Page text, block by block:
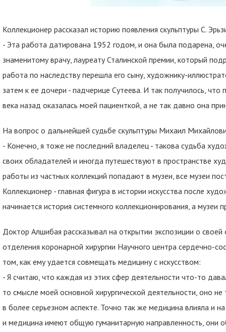
Коллекционер рассказал историю появления скульптуры С.
- Эта работа датирована 1952 годом, и она была подарена,
знаменитому врачу, лауреату Сталинской премии, который
работа по наследству перешла его сыну, художнику-
затем к ее дочери - падчерице Сутеева. И так получилось,
века назад оказалась моей пациенткой, а не так давно она
На вопрос о дальнейшей судьбе скульптуры Михаил
- Конечно, я тоже не последний владелец - такова судьба
своих обладателей и иногда путешествуют в пространстве
работы из частных коллекций попадают в музеи, все музеи
Коллекционер - главная фигура в истории искусства после
начинается история системного коллекционирования, а
Доктор Алшибая рассказывал на открытии экспозиции о
отделения коронарной хирургии Научного центра сердечно-
том, как ему удается совмещать медицину с искусством:
- Я считаю, что каждая из этих сфер деятельности что-то
то смысле моей основной хирургической деятельности, оно
в более серьезном аспекте. Точно так же медицина влияла и
и медицина имеют общую гуманитарную направленность, они